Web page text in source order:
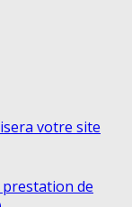
votre site
de